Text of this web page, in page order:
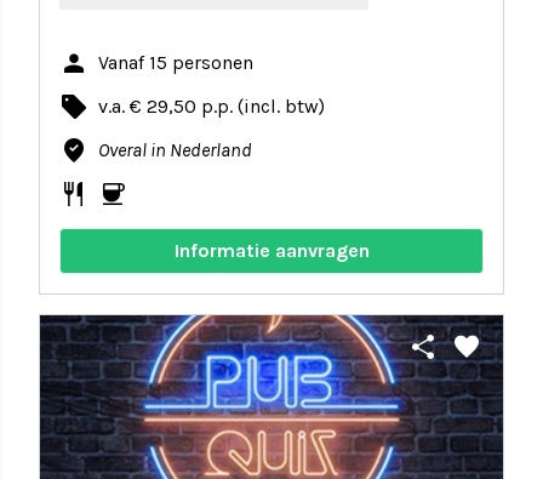
person Vanaf 15 personen
local_offer v.a. € 29,50 p.p. (incl. btw)
where_to_vote Overal in Nederland
restaurant coffee
Informatie aanvragen
share favorite